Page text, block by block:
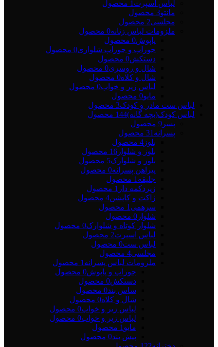
لباس اسپرت 1 محصول
مانتو3 محصول
مجلسی2 محصول
ملزومات لباس زنانه0 محصول
پاپوش0 محصول
جوراب و جوراب شلواری0 محصول
دستکش0 محصول
شال و روسری0 محصول
شال و کلاه0 محصول
لباس زیر و خواب0 محصول
مایو0 محصول
لباس ست مادر و کودک3 محصول
لباس کودک(بچه گانه)144 محصول
پسر 9 محصول
پسرانه 31 محصول
بلوز 4 محصول
بلوز و شلوار 16 محصول
بلوز و شلوارک5 محصول
پیراهن پسرانه0 محصول
جلیقه 1 محصول
زیردکمه دار 1 محصول
ژاکت و کاپشن4 محصول
سرهمی 1 محصول
شلوار 0 محصول
شلوار کوتاه و شلوارک0 محصول
لباس اسپرت2 محصول
لباس ست0 محصول
مجلسی4 محصول
ملزومات لباس پسرانه 1 محصول
جوراب و پاپوش0 محصول
دستکش0 محصول
ساس بند0 محصول
شال و کلاه0 محصول
لباس زیر و خواب0 محصول
لباس زیر و خواب0 محصول
مایو 1 محصول
پیش بند0 محصول